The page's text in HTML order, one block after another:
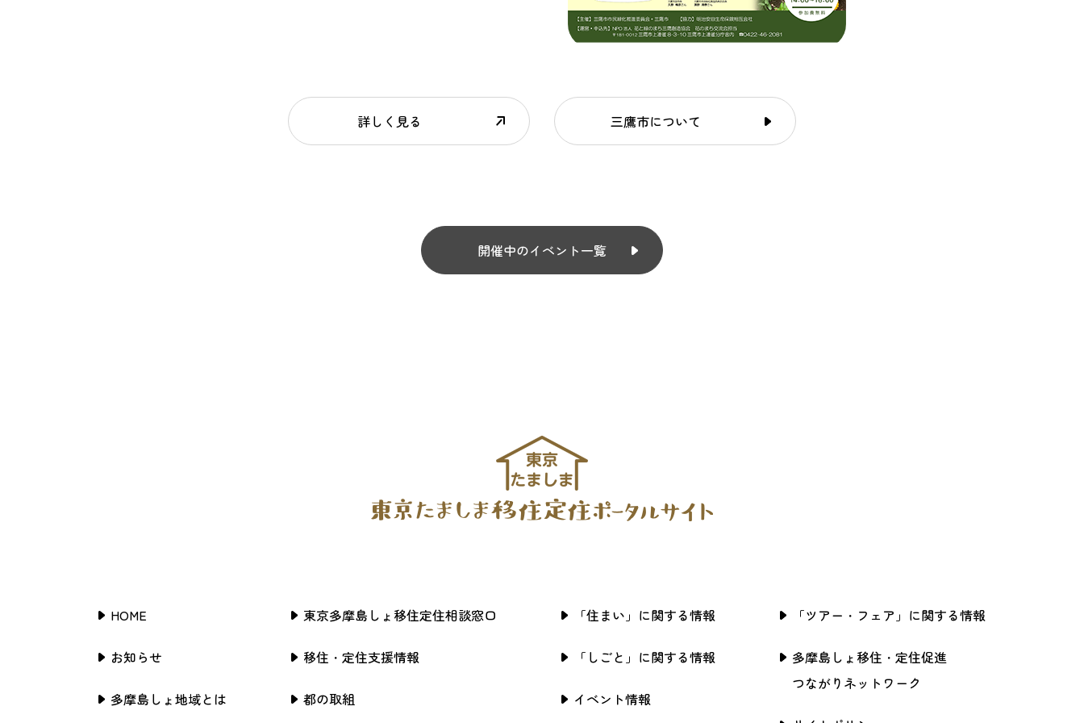
詳しく見る 三鷹市について
開催中のイベント一覧
HOME
お知らせ
多摩島しょ地域とは
東京多摩島しょ移住定住相談窓口
移住・定住支援情報
都の取組
「住まい」に関する情報
「しごと」に関する情報
イベント情報
「ツアー・フェア」に関する情報
多摩島しょ移住・定住促進
つながりネットワーク